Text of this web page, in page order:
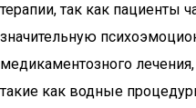
терапии, так как пациенты
значительную
медикаментозного
такие как водные